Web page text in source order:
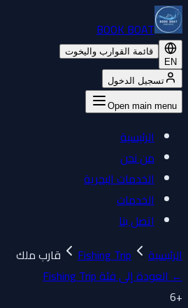
BOOK BOAT
EN
قائمة القوارب واليخوت
تسجيل الدخول
Open main menu
الرئيسية
من نحن
الخدمات البحرية
الخدمات
اتصل بنا
الرئيسية
Fishing Trip
قارب ملك
←العودة إلى فئة Fishing Trip
6